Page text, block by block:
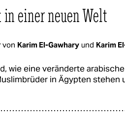
einer neuen Welt
von Karim El-Gawhary und Karim
wie eine veränderte
in Ägypten stehen